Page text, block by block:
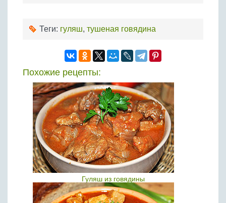
Теги: гуляш, тушеная говядина
Похожие рецепты:
Гуляш из говядины